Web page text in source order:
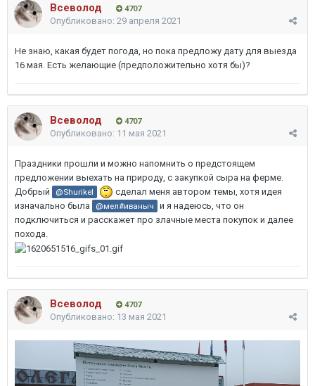
Всеволод 4707
Опубликовано: 29 апреля 2021
Не знаю, какая будет погода, но пока предложу дату для выезда
16 мая. Есть желающие (предположительно хотя бы)?
Всеволод 4707
Опубликовано: 11 мая 2021
Праздники прошли и можно напомнить о предстоящем
предложении выехать на природу, с закупкой сыра на ферме.
Добрый
@Shurikel
сделал меня автором темы, хотя идея
изначально была
@мел#иваныч
и я надеюсь, что он
подключиться и расскажет про злачные места покупок и далее
похода.
Всеволод 4707
Опубликовано: 13 мая 2021